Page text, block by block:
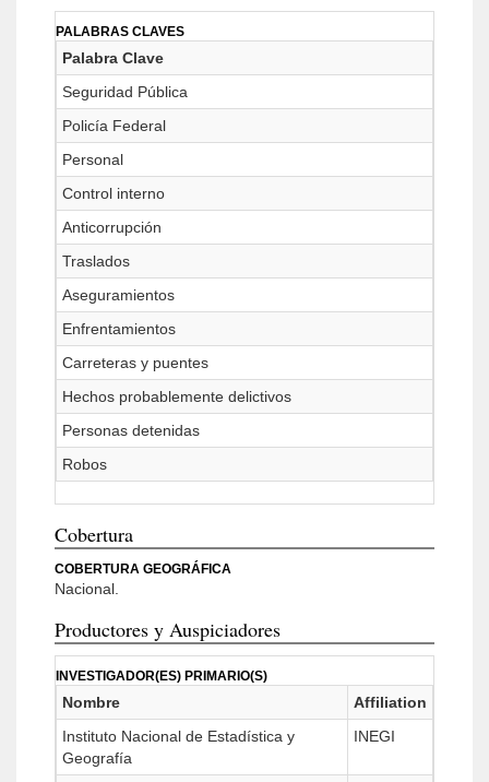
PALABRAS CLAVES
Palabra Clave
Seguridad Pública
Policía Federal
Personal
Control interno
Anticorrupción
Traslados
Aseguramientos
Enfrentamientos
Carreteras y puentes
Hechos probablemente delictivos
Personas detenidas
Robos
Cobertura
COBERTURA GEOGRÁFICA
Nacional.
Productores y Auspiciadores
INVESTIGADOR(ES) PRIMARIO(S)
Nombre
Affiliation
Instituto Nacional de Estadística y
Geografía
INEGI